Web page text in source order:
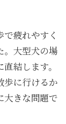
疲れやすく
。大型犬の場
結します。
歩に行けるか
大きな問題で